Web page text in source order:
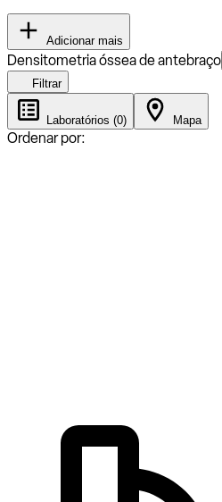
Adicionar mais
Densitometria óssea de antebraço
Filtrar
Laboratórios (0) Mapa
Ordenar por: